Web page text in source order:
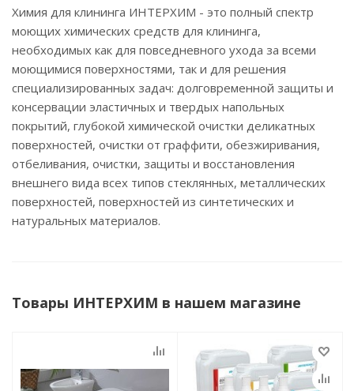
Химия для клининга ИНТЕРХИМ - это полный спектр
моющих химических средств для клининга,
необходимых как для повседневного ухода за всеми
моющимися поверхностями, так и для решения
специализированных задач: долговременной защиты и
консервации эластичных и твердых напольных
покрытий, глубокой химической очистки деликатных
поверхностей, очистки от граффити, обезжиривания,
отбеливания, очистки, защиты и восстановления
внешнего вида всех типов стеклянных, металлических
поверхностей, поверхностей из синтетических и
натуральных материалов.
Товары ИНТЕРХИМ в нашем магазине